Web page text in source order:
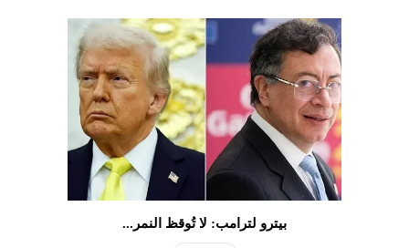
بيترو لترامب: لا تُوقظ النمر...